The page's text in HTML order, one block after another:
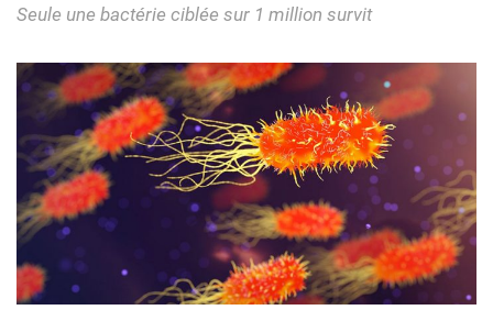
Seule une bactérie ciblée sur 1 million survit